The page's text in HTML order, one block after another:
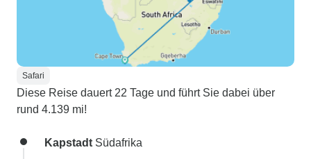
Safari
Diese Reise dauert 22 Tage und führt Sie dabei über
rund 4.139 mi!
Kapstadt Südafrika